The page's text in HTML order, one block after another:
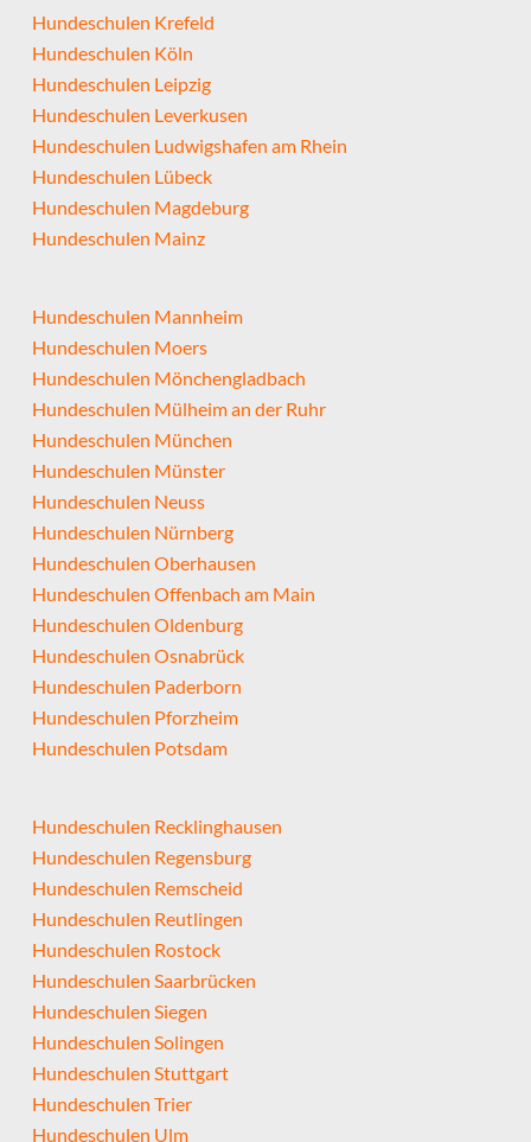
Hundeschulen Krefeld
Hundeschulen Köln
Hundeschulen Leipzig
Hundeschulen Leverkusen
Hundeschulen Ludwigshafen am Rhein
Hundeschulen Lübeck
Hundeschulen Magdeburg
Hundeschulen Mainz
Hundeschulen Mannheim
Hundeschulen Moers
Hundeschulen Mönchengladbach
Hundeschulen Mülheim an der Ruhr
Hundeschulen München
Hundeschulen Münster
Hundeschulen Neuss
Hundeschulen Nürnberg
Hundeschulen Oberhausen
Hundeschulen Offenbach am Main
Hundeschulen Oldenburg
Hundeschulen Osnabrück
Hundeschulen Paderborn
Hundeschulen Pforzheim
Hundeschulen Potsdam
Hundeschulen Recklinghausen
Hundeschulen Regensburg
Hundeschulen Remscheid
Hundeschulen Reutlingen
Hundeschulen Rostock
Hundeschulen Saarbrücken
Hundeschulen Siegen
Hundeschulen Solingen
Hundeschulen Stuttgart
Hundeschulen Trier
Hundeschulen Ulm